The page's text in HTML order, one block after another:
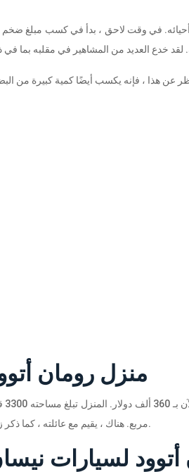
أحيائه. في وقت لاحق ، بدأ في كسب مبلغ
منزل رومان
في عام 2014
مربع. هناك ، يقيم مع عائلته ، كما ذكر زيلو.